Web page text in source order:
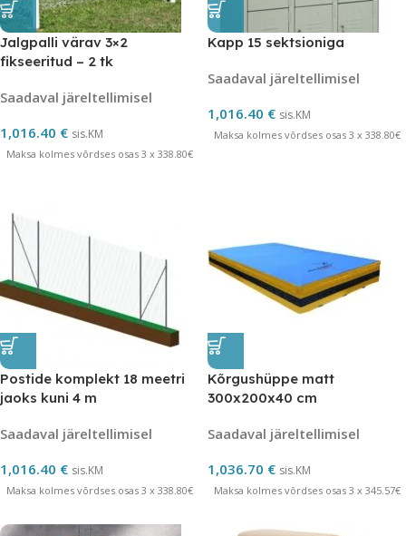
Jalgpalli värav 3×2
fikseeritud – 2 tk
Saadaval järeltellimisel
1,016.40 € sis.KM
Maksa kolmes võrdses osas 3 x 338.80€
Kapp 15 sektsioniga
Saadaval järeltellimisel
1,016.40 € sis.KM
Maksa kolmes võrdses osas 3 x 338.80€
Postide komplekt 18 meetri
jaoks kuni 4 m
Saadaval järeltellimisel
1,016.40 € sis.KM
Maksa kolmes võrdses osas 3 x 338.80€
Kõrgushüppe matt
300x200x40 cm
Saadaval järeltellimisel
1,036.70 € sis.KM
Maksa kolmes võrdses osas 3 x 345.57€